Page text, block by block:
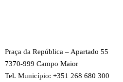
Praça da República – Apartado 55
7370-999 Campo Maior
Tel. Município: +351 268 680 300